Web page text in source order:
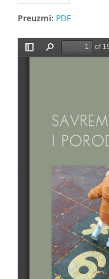
Preuzmi: PDF